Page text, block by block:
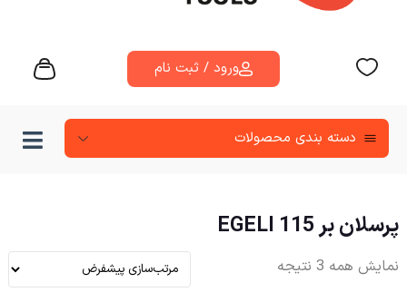
ورود / ثبت نام
دسته‌ بندی محصولات
پرسلان بر 115 EGELI
نمایش همه 3 نتیجه